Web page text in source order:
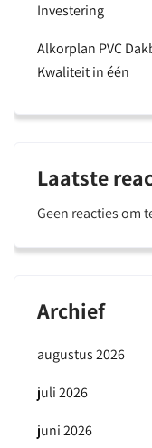
Investering
Alkorplan PVC
Kwaliteit in één
Laatste
Geen reacties om
Archief
augustus 2026
juli 2026
juni 2026